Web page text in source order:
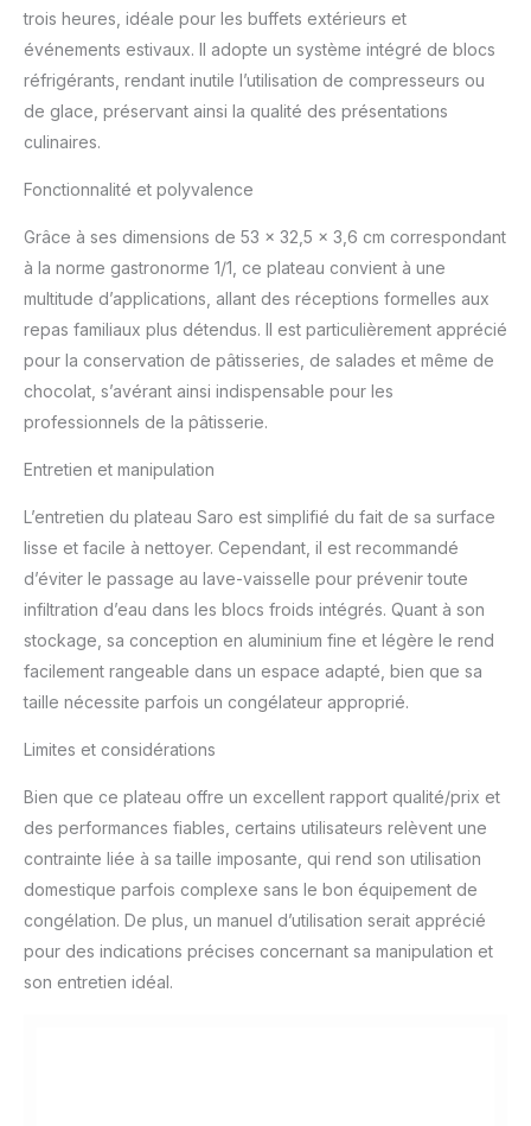
trois heures, idéale pour les buffets extérieurs et
événements estivaux. Il adopte un système intégré de blocs
réfrigérants, rendant inutile l’utilisation de compresseurs ou
de glace, préservant ainsi la qualité des présentations
culinaires.
Fonctionnalité et polyvalence
Grâce à ses dimensions de 53 x 32,5 x 3,6 cm correspondant
à la norme gastronorme 1/1, ce plateau convient à une
multitude d’applications, allant des réceptions formelles aux
repas familiaux plus détendus. Il est particulièrement apprécié
pour la conservation de pâtisseries, de salades et même de
chocolat, s’avérant ainsi indispensable pour les
professionnels de la pâtisserie.
Entretien et manipulation
L’entretien du plateau Saro est simplifié du fait de sa surface
lisse et facile à nettoyer. Cependant, il est recommandé
d’éviter le passage au lave-vaisselle pour prévenir toute
infiltration d’eau dans les blocs froids intégrés. Quant à son
stockage, sa conception en aluminium fine et légère le rend
facilement rangeable dans un espace adapté, bien que sa
taille nécessite parfois un congélateur approprié.
Limites et considérations
Bien que ce plateau offre un excellent rapport qualité/prix et
des performances fiables, certains utilisateurs relèvent une
contrainte liée à sa taille imposante, qui rend son utilisation
domestique parfois complexe sans le bon équipement de
congélation. De plus, un manuel d’utilisation serait apprécié
pour des indications précises concernant sa manipulation et
son entretien idéal.